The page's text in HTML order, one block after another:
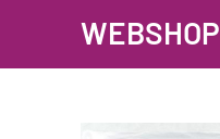
WEBSHOP